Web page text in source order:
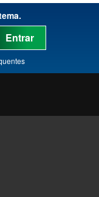
Entrar